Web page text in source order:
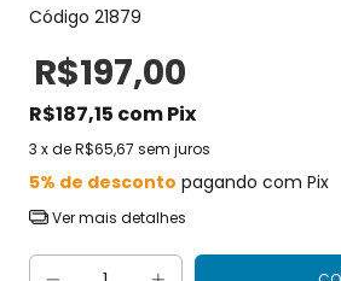
Código 21879
R$197,00
R$187,15 comPix
3 x deR$65,67 sem juros
5% de desconto pagando com Pix
Ver mais detalhes